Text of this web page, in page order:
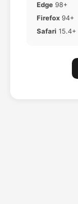
Edge 98+
Firefox 94+
Safari 15.4+